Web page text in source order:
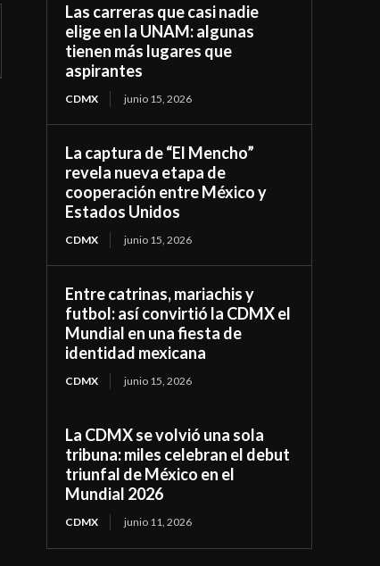
Las carreras que casi nadie
elige en la UNAM: algunas
tienen más lugares que
aspirantes
CDMX junio 15, 2026
La captura de “El Mencho”
revela nueva etapa de
cooperación entre México y
Estados Unidos
CDMX junio 15, 2026
Entre catrinas, mariachis y
futbol: así convirtió la CDMX el
Mundial en una fiesta de
identidad mexicana
CDMX junio 15, 2026
La CDMX se volvió una sola
tribuna: miles celebran el debut
triunfal de México en el
Mundial 2026
CDMX junio 11, 2026